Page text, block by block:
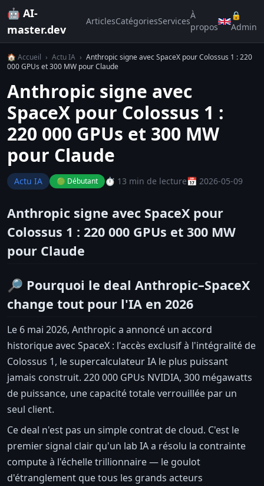
🤖 AI-
master.dev
ArticlesCatégoriesServices
À
propos
🔒
Admin
🏠 Accueil › Actu IA › Anthropic signe avec SpaceX pour Colossus 1 : 220
000 GPUs et 300 MW pour Claude
Anthropic signe avec
SpaceX pour Colossus 1 :
220 000 GPUs et 300 MW
pour Claude
Actu IA 🟢 Débutant ⏱️ 13 min de lecture📅 2026-05-09
Anthropic signe avec SpaceX pour
Colossus 1 : 220 000 GPUs et 300 MW
pour Claude
🔎 Pourquoi le deal Anthropic–SpaceX
change tout pour l'IA en 2026
Le 6 mai 2026, Anthropic a annoncé un accord
historique avec SpaceX : l'accès exclusif à l'intégralité de
Colossus 1, le supercalculateur IA le plus puissant
jamais construit. 220 000 GPUs NVIDIA, 300 mégawatts
de puissance, une capacité totale verrouillée par un
seul client.
Ce deal n'est pas un simple contrat de cloud. C'est le
premier signal clair qu'un lab IA a résolu la contrainte
compute à l'échelle trillionnaire — le goulot
d'étranglement que tous les grands acteurs